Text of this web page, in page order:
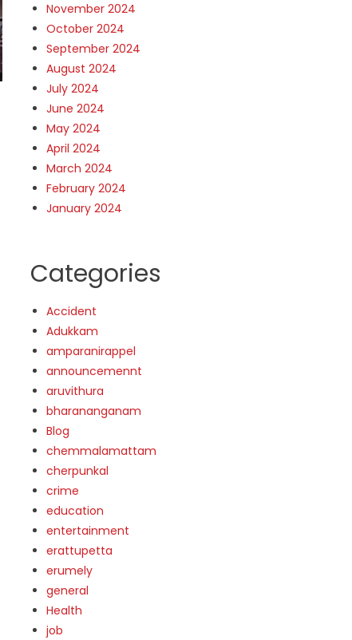
November 2024
October 2024
September 2024
August 2024
July 2024
June 2024
May 2024
April 2024
March 2024
February 2024
January 2024
Categories
Accident
Adukkam
amparanirappel
announcemennt
aruvithura
bharananganam
Blog
chemmalamattam
cherpunkal
crime
education
entertainment
erattupetta
erumely
general
Health
job